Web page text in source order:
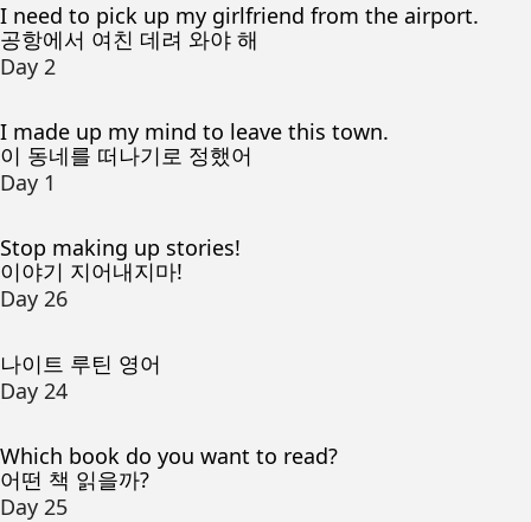
I need to pick up my girlfriend from the airport.
공항에서 여친 데려 와야 해
Day 2
I made up my mind to leave this town.
이 동네를 떠나기로 정했어
Day 1
Stop making up stories!
이야기 지어내지마!
Day 26
나이트 루틴 영어
Day 24
Which book do you want to read?
어떤 책 읽을까?
Day 25